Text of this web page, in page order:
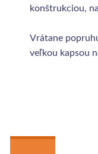
konštrukciou,
Vrátane
veľkou kapsou